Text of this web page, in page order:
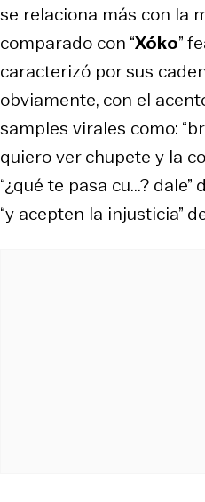
se relaciona más con la
comparado con “Xóko”
caracterizó por sus
obviamente, con el
samples virales como:
quiero ver chupete y la
“¿qué te pasa cu...? dale”
“y acepten la injusticia”